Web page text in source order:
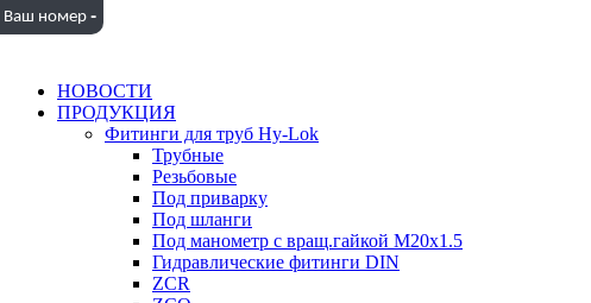
НОВОСТИ
ПРОДУКЦИЯ
Фитинги для труб Hy-Lok
Трубные
Резьбовые
Под приварку
Под шланги
Под манометр с вращ.гайкой M20x1.5
Гидравлические фитинги DIN
ZCR
Ваш номер -